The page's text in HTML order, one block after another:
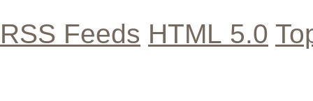
RSS Feeds HTML 5.0